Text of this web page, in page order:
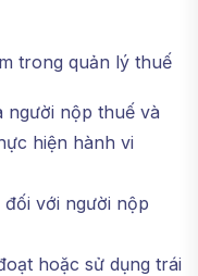
trong quản lý thuế
người nộp thuế và
hiện hành vi
đối với người nộp
hoặc sử dụng trái